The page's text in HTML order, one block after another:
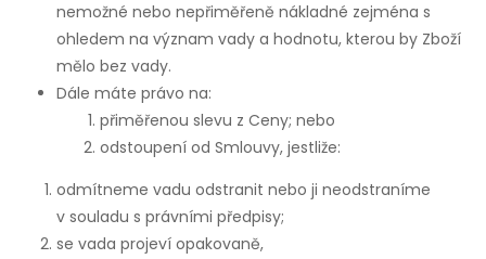
nemožné nebo nepřiměřeně nákladné zejména s
ohledem na význam vady a hodnotu, kterou by Zboží
mělo bez vady.
Dále máte právo na:
přiměřenou slevu z Ceny; nebo
odstoupení od Smlouvy, jestliže:
odmítneme vadu odstranit nebo ji neodstraníme
v souladu s právními předpisy;
se vada projeví opakovaně,